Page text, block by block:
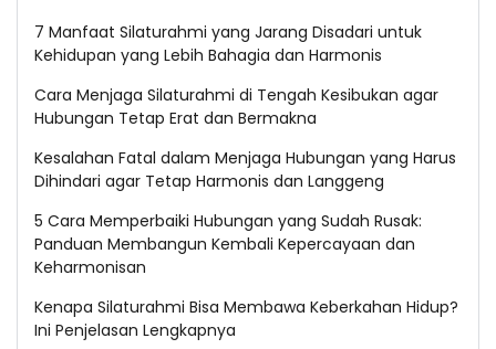
7 Manfaat Silaturahmi yang Jarang Disadari untuk
Kehidupan yang Lebih Bahagia dan Harmonis
Cara Menjaga Silaturahmi di Tengah Kesibukan agar
Hubungan Tetap Erat dan Bermakna
Kesalahan Fatal dalam Menjaga Hubungan yang Harus
Dihindari agar Tetap Harmonis dan Langgeng
5 Cara Memperbaiki Hubungan yang Sudah Rusak:
Panduan Membangun Kembali Kepercayaan dan
Keharmonisan
Kenapa Silaturahmi Bisa Membawa Keberkahan Hidup?
Ini Penjelasan Lengkapnya